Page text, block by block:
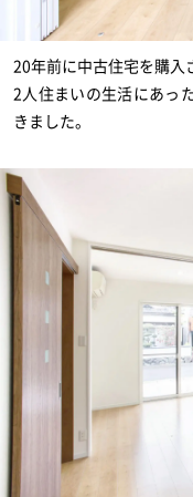
20年前に中古住宅を購入
2人住まいの生活にあっ
きました。